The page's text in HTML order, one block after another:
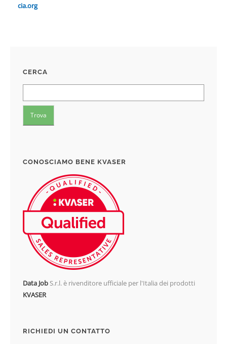
cia.org
CERCA
CONOSCIAMO BENE KVASER
Data JobS.r.l. è rivenditore ufficiale per l'Italia dei prodotti
KVASER
RICHIEDI UN CONTATTO